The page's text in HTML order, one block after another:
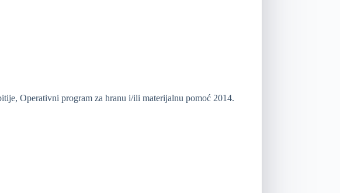
Operativni program za hranu i/ili materijalnu pomoć 2014.